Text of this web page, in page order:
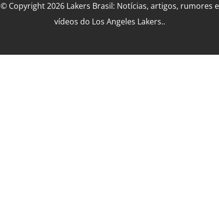
© Copyright 2026 Lakers Brasil: Notícias, artigos, rumores e
vídeos do Los Angeles Lakers..